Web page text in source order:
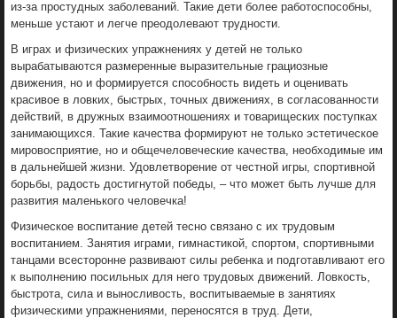
из-за простудных заболеваний. Такие дети более работоспособны,
меньше устают и легче преодолевают трудности.
В играх и физических упражнениях у детей не только
вырабатываются размеренные выразительные грациозные
движения, но и формируется способность видеть и оценивать
красивое в ловких, быстрых, точных движениях, в согласованности
действий, в дружных взаимоотношениях и товарищеских поступках
занимающихся. Такие качества формируют не только эстетическое
мировосприятие, но и общечеловеческие качества, необходимые им
в дальнейшей жизни. Удовлетворение от честной игры, спортивной
борьбы, радость достигнутой победы, – что может быть лучше для
развития маленького человечка!
Физическое воспитание детей тесно связано с их трудовым
воспитанием. Занятия играми, гимнастикой, спортом, спортивными
танцами всесторонне развивают силы ребенка и подготавливают его
к выполнению посильных для него трудовых движений. Ловкость,
быстрота, сила и выносливость, воспитываемые в занятиях
физическими упражнениями, переносятся в труд. Дети,